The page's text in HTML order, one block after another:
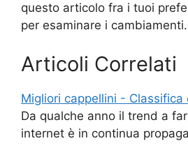
questo articolo fra i tuoi
per esaminare i cambiamenti.
Articoli Correlati
Migliori cappellini - Classifica
Da qualche anno il trend a
internet è in continua